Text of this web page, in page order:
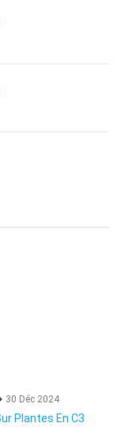
30 Déc 2024
Plantes En C3